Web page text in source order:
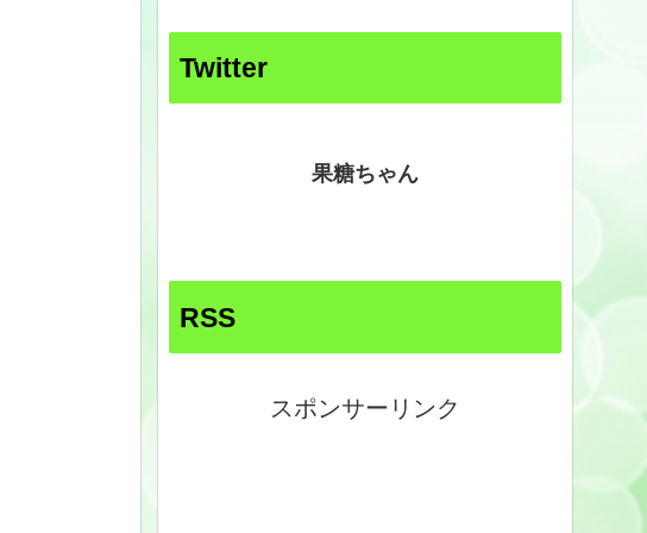
Twitter
果糖ちゃん
RSS
スポンサーリンク